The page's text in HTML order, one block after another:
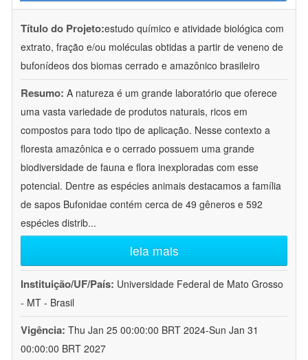
Título do Projeto:estudo químico e atividade biológica com
extrato, fração e/ou moléculas obtidas a partir de veneno de
bufonídeos dos biomas cerrado e amazônico brasileiro
Resumo: A natureza é um grande laboratório que oferece
uma vasta variedade de produtos naturais, ricos em
compostos para todo tipo de aplicação. Nesse contexto a
floresta amazônica e o cerrado possuem uma grande
biodiversidade de fauna e flora inexploradas com esse
potencial. Dentre as espécies animais destacamos a família
de sapos Bufonidae contém cerca de 49 gêneros e 592
espécies distrib...
leia mais
Instituição/UF/País: Universidade Federal de Mato Grosso
- MT - Brasil
Vigência: Thu Jan 25 00:00:00 BRT 2024-Sun Jan 31
00:00:00 BRT 2027